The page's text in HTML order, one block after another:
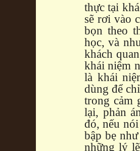
thực tại
sẽ rơi vào
bọn theo
học, và
khách
khái niệm
là khái
dùng để
trong cảm
lại, phản
đó, nếu
bập bẹ
những lý